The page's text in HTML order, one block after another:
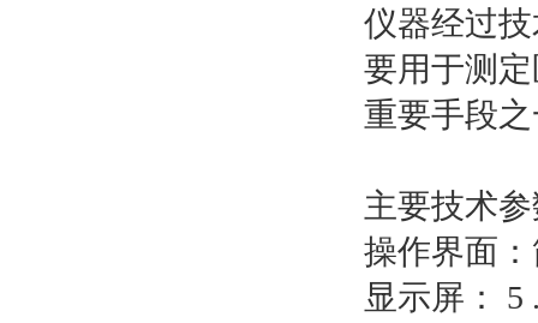
仪器经过
要用于测
重要手段
主要技术
操作界面
显示屏： 5